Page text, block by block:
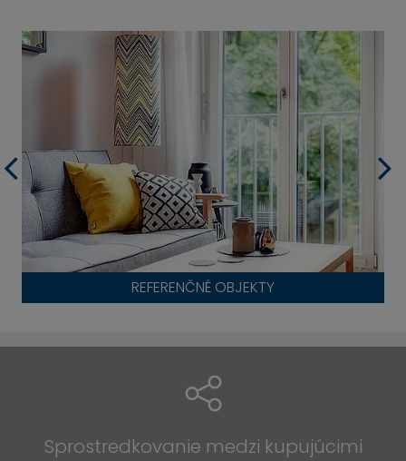
REFERENČNÉ OBJEKTY
Sprostredkovanie medzi kupujúcimi